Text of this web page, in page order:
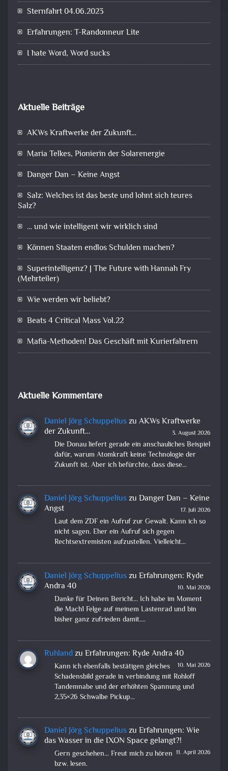
Sternfahrt 04.06.2023
Erfahrungen: T-Randonneur Lite
I hate Word, Word sucks
Aktuelle Beiträge
AKWs Kraftwerke der Zukunft…
Maria Telkes, Pionierin der Solarenergie
Danger Dan – Keine Angst
Salz: Welches ist das beste und lohnt sich teures
Salz?
… und wie intelligent wir wirklich sind
Können Staaten endlos Schulden machen?
Superintelligenz? | The Future with Hannah Fry
(Mehrteiler)
Wie werden wir beliebt?
Beats 4 Critical Mass Vol.22
Mafia-Methoden! Das Geschäft mit Kurierfahrern
Aktuelle Kommentare
Daniel Jörg Schuppeliuszu AKWs Kraftwerke
der Zukunft…
3. August 2026
Die Donau liefert gerade ein anschauliches Beispiel
dafür, warum Atomkraft keine Technologie der
Zukunft ist. Aber ich befürchte, dass diese…
Daniel Jörg Schuppeliuszu Danger Dan – Keine
Angst
17. Juli 2026
Laut dem ZDF ein Aufruf zur Gewalt. Kann ich so
nicht sagen. Eher ein Aufruf sich gegen
Rechtsextremisten aufzustellen. Vielleicht…
Daniel Jörg Schuppeliuszu Erfahrungen: Ryde
Andra 40
10. Mai 2026
Danke für Deinen Bericht... Ich habe im Moment
die Mach1 Felge auf meinem Lastenrad und bin
bisher ganz zufrieden damit.…
Ruhlandzu Erfahrungen: Ryde Andra 40
10. Mai 2026
Kann ich ebenfalls bestätigen gleiches
Schadensbild gerade in verbindung mit Rohloff
Tandemnabe und der erhöhten Spannung und
2,35×26 Schwalbe Pickup…
Daniel Jörg Schuppeliuszu Erfahrungen: Wie
das Wasser in die IXON Space gelangt?!
11. April 2026
Gern geschehen... Freut mich zu hören
bzw. lesen.